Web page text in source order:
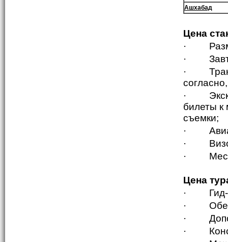
Ашхабад
Цена
·
·
·
·
билеты к
съемки;
·
·
·
Цена
·
·
·
·